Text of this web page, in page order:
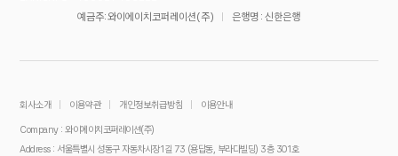
예금주 : 와이에이치코퍼레이션(주)
은행명 : 신한은행
회사소개 이용약관 개인정보취급방침 이용안내
Company : 와이에이치코퍼레이션(주)
Address : 서울특별시 성동구 자동차시장1길 73 (용답동, 부라다빌딩) 3층 301호